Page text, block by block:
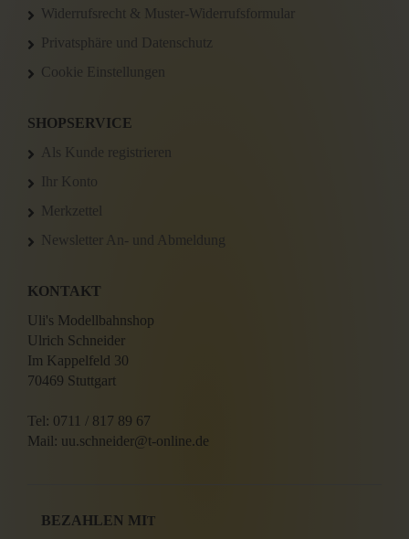
Widerrufsrecht & Muster-Widerrufsformular
Privatsphäre und Datenschutz
Cookie Einstellungen
SHOPSERVICE
Als Kunde registrieren
Ihr Konto
Merkzettel
Newsletter An- und Abmeldung
KONTAKT
Uli's Modellbahnshop
Ulrich Schneider
Im Kappelfeld 30
70469 Stuttgart
Tel: 0711 / 817 89 67
Mail: uu.schneider@t-online.de
BEZAHLEN MIT